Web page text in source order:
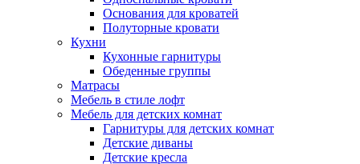
Основания для кроватей
Полуторные кровати
Кухни
Кухонные гарнитуры
Обеденные группы
Матрасы
Мебель в стиле лофт
Мебель для детских комнат
Гарнитуры для детских комнат
Детские диваны
Детские кресла